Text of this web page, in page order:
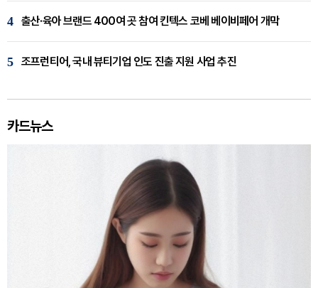
4 출산·육아 브랜드 400여 곳 참여 킨텍스 코베 베이비페어 개막
5 조프런티어, 국내 뷰티기업 인도 진출 지원 사업 추진
카드뉴스